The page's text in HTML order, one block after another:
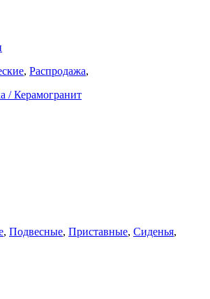
, Распродажа,
/ Керамогранит
, Подвесные, Приставные, Сиденья,